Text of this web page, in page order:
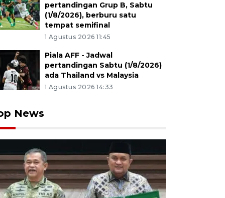
pertandingan Grup B, Sabtu
(1/8/2026), berburu satu
tempat semifinal
1 Agustus 2026 11:45
Piala AFF - Jadwal
pertandingan Sabtu (1/8/2026)
ada Thailand vs Malaysia
1 Agustus 2026 14:33
News